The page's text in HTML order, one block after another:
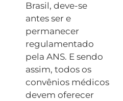
Brasil, deve-se
antes ser e
permanecer
regulamentado
pela ANS. E sendo
assim, todos os
convênios médicos
devem oferecer